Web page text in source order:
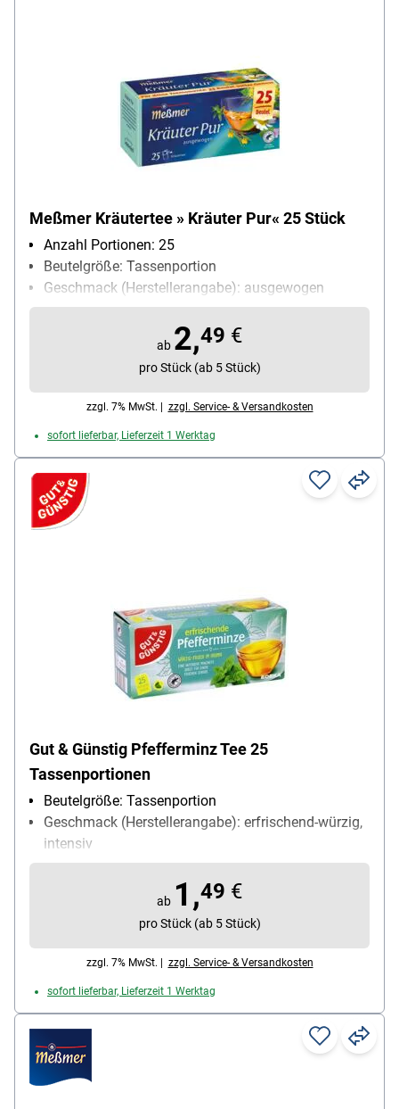
Meßmer Kräutertee » Kräuter Pur« 25 Stück
Anzahl Portionen: 25
Beutelgröße: Tassenportion
Geschmack (Herstellerangabe): ausgewogen
Teesorte: Kräutertee
ab 2,49 €
pro Stück (ab 5 Stück)
zzgl. 7% MwSt. | zzgl. Service- & Versandkosten
sofort lieferbar, Lieferzeit 1 Werktag
Gut & Günstig Pfefferminz Tee 25
Tassenportionen
Beutelgröße: Tassenportion
Geschmack (Herstellerangabe): erfrischend-würzig,
intensiv
Kuvert: ohne Kuvert
ab 1,49 €
pro Stück (ab 5 Stück)
zzgl. 7% MwSt. | zzgl. Service- & Versandkosten
sofort lieferbar, Lieferzeit 1 Werktag